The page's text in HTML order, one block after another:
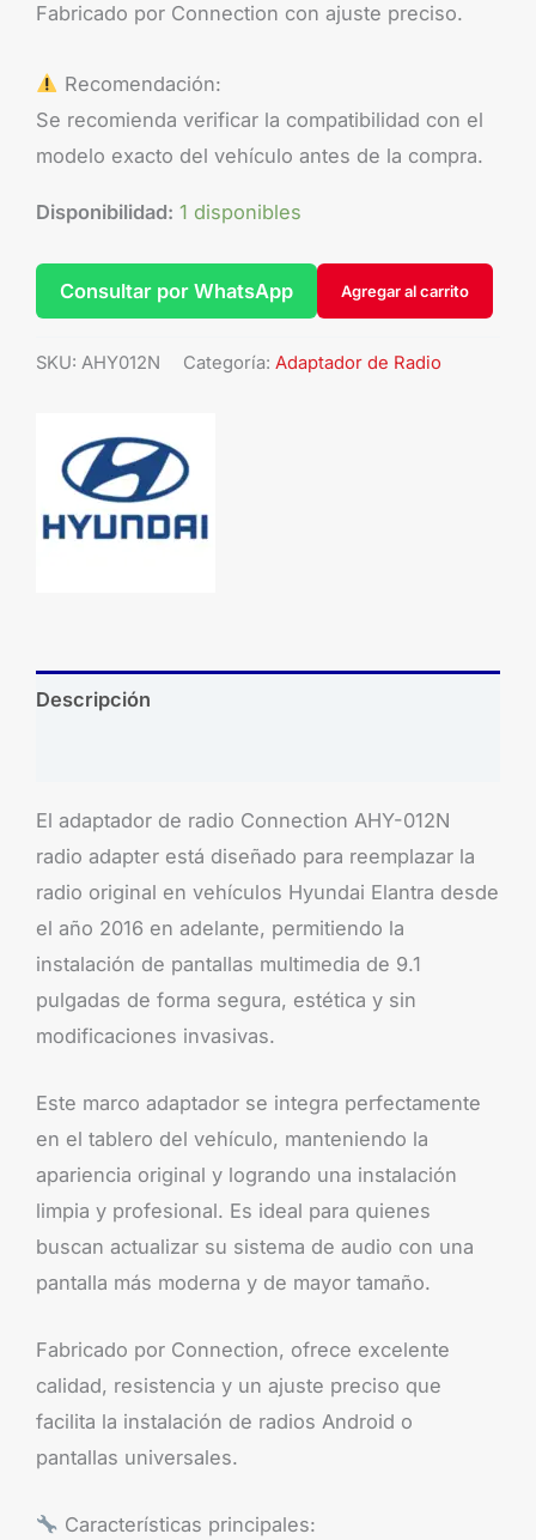
Fabricado por Connection con ajuste preciso.
Recomendación:
Se recomienda verificar la compatibilidad con el
modelo exacto del vehículo antes de la compra.
Disponibilidad: 1 disponibles
Agregar al carrito
Consultar por WhatsApp
SKU: AHY012N Categoría: Adaptador de Radio
Descripción
El adaptador de radio Connection AHY-012N
radio adapter está diseñado para reemplazar la
radio original en vehículos Hyundai Elantra desde
el año 2016 en adelante, permitiendo la
instalación de pantallas multimedia de 9.1
pulgadas de forma segura, estética y sin
modificaciones invasivas.
Este marco adaptador se integra perfectamente
en el tablero del vehículo, manteniendo la
apariencia original y logrando una instalación
limpia y profesional. Es ideal para quienes
buscan actualizar su sistema de audio con una
pantalla más moderna y de mayor tamaño.
Fabricado por Connection, ofrece excelente
calidad, resistencia y un ajuste preciso que
facilita la instalación de radios Android o
pantallas universales.
Características principales: